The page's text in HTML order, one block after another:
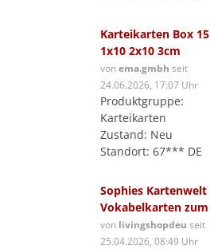
Karteikarten Box 15
1x10 2x10 3cm
vonema.gmbh seit
24.06.2026, 17:07 Uhr
Produktgruppe:
Karteikarten
Zustand: Neu
Standort: 67*** DE
Sophies Kartenwelt
Vokabelkarten zum
von livingshopdeu seit
25.04.2026, 08:49 Uhr